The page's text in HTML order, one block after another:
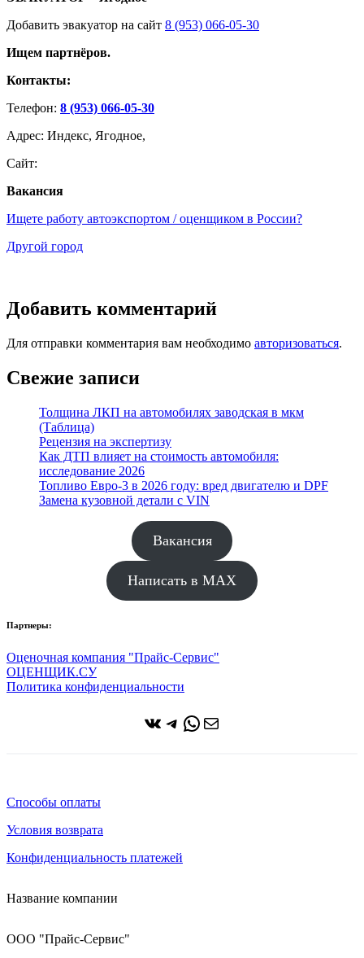
Добавить эвакуатор на сайт 8 (953) 066-05-30
Ищем партнёров.
Контакты:
Телефон: 8 (953) 066-05-30
Адрес: Индекс, Ягодное,
Сайт:
Вакансия
Ищете работу автоэкспортом / оценщиком в России?
Другой город
Добавить комментарий
Для отправки комментария вам необходимо авторизоваться.
Свежие записи
Толщина ЛКП на автомобилях заводская в мкм
(Таблица)
Рецензия на экспертизу
Как ДТП влияет на стоимость автомобиля:
исследование 2026
Топливо Евро-3 в 2026 году: вред двигателю и DPF
Замена кузовной детали с VIN
Вакансия
Написать в MAX
Партнеры:
Оценочная компания "Прайс-Сервис"
ОЦЕНЩИК.СУ
Политика конфиденциальности
ВКонтакте
Telegram
WhatsApp
Почта
Способы оплаты
Условия возврата
Конфиденциальность платежей
Название компании
ООО "Прайс-Сервис"